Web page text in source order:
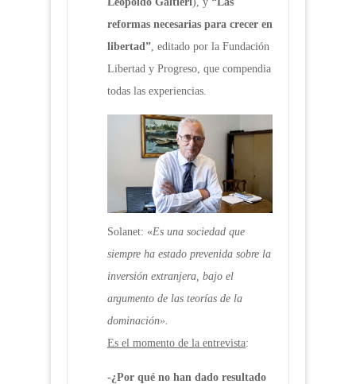
reformas necesarias para crecer en
libertad”, editado por la Fundación
Libertad y Progreso, que compendia
todas las experiencias.
Solanet: «Es una sociedad que
siempre ha estado prevenida sobre la
inversión extranjera, bajo el
argumento de las teorías de la
dominación».
Es el momento de la entrevista:
-¿Por qué no han dado resultado